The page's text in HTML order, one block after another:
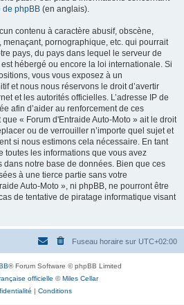
de phpBB (en anglais).
contenu à caractère abusif, obscène,
pornographique, etc. qui pourrait
pays, du pays dans lequel le serveur de
hébergé ou encore la loi internationale. Si
vous vous exposez à un
et nous nous réservons le droit d’avertir
et les autorités officielles. L’adresse IP de
afin d’aider au renforcement de ces
« Forum d'Entraide Auto-Moto » ait le droit
ou de verrouiller n’importe quel sujet et
si nous estimons cela nécessaire. En tant
toutes les informations que vous avez
notre base de données. Bien que ces
à une tierce partie sans votre
Auto-Moto », ni phpBB, ne pourront être
de tentative de piratage informatique visant
Fuseau horaire sur UTC+02:00
® Forum Software © phpBB Limited
officielle ©Miles Cellar
| Conditions